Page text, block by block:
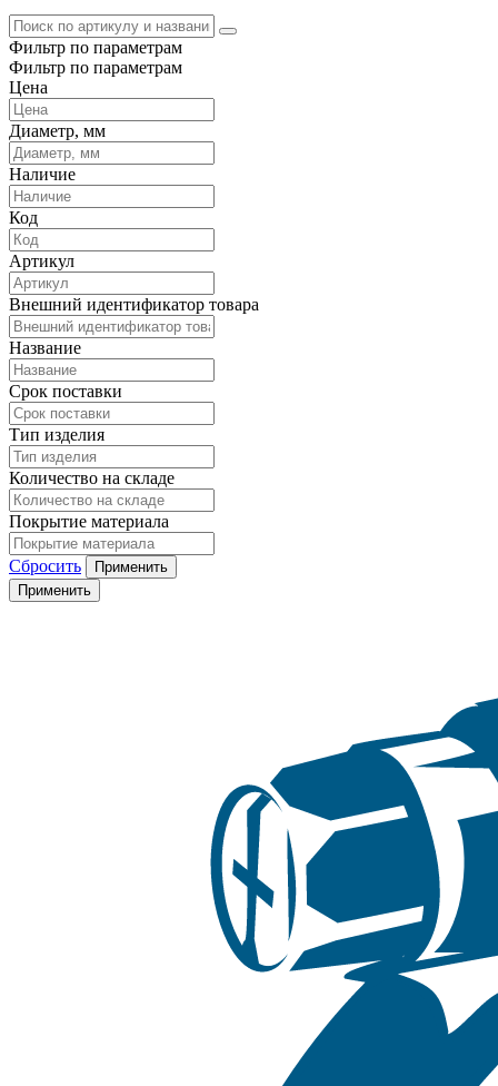
Фильтр по параметрам
Фильтр по параметрам
Цена
Диаметр, мм
Наличие
Код
Артикул
Внешний идентификатор товара
Название
Срок поставки
Тип изделия
Количество на складе
Покрытие материала
Сбросить